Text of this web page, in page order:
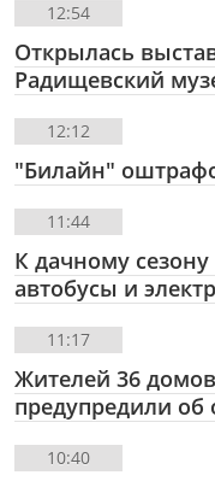
12:54
Открылась
Радищевский
12:12
"Билайн"
11:44
К дачному
автобусы и
11:17
Жителей 36
предупредили
10:40